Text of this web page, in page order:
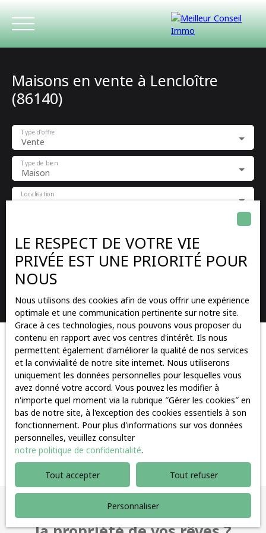
ACCUEIL
Maisons en vente à Lencloître
(86140)
Vente
Type d'offre
Maison
Type de bien
Lencloître (86140)
Localisation
Surface min (m²)
Pertinence
Trier par Créer une alerte
Aucun résultat
Vous ne trouvez pas
LE RESPECT DE VOTRE VIE
PRIVÉE EST UNE PRIORITÉ POUR
NOUS
Nous utilisons des cookies afin de vous offrir une expérience
optimale et une communication pertinente sur notre site.
Grace à ces technologies, nous pouvons vous proposer du
contenu en rapport avec vos centres d'intérêt. Ils nous
permettent également d'améliorer la qualité de nos services
et la convivialité de notre site internet. Nous utiliserons
uniquement les données personnelles pour lesquelles vous
avez donné votre accord. Vous pouvez les modifier à
n'importe quel moment via la rubrique ″Gérer les cookies″ en
bas de notre site, à l'exception des cookies essentiels à son
fonctionnement. Pour plus d'informations sur vos données
personnelles, veuillez consulter
notre politique de confidentialité.
Tout accepter Tout refuser
Personnaliser